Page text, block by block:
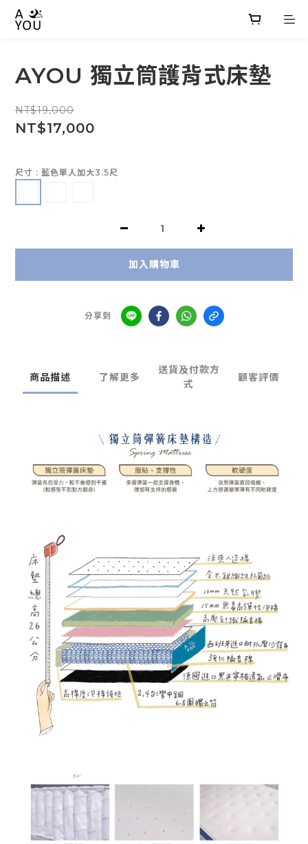
AYOU 獨立筒護背式床墊
NT$19,000
NT$17,000
尺寸 : 藍色單人加大3.5尺
加入購物車
分享到
商品描述 了解更多
送貨及付款方
式
顧客評價